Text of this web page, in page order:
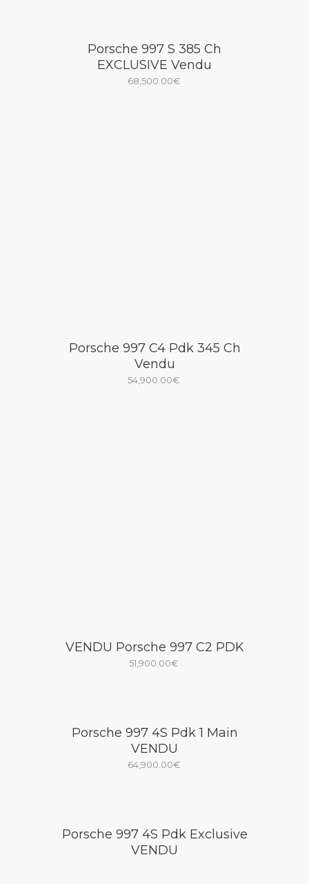
Porsche 997 S 385 Ch
EXCLUSIVE Vendu
68,500.00€
Porsche 997 C4 Pdk 345 Ch
Vendu
54,900.00€
VENDU Porsche 997 C2 PDK
51,900.00€
Porsche 997 4S Pdk 1 Main
VENDU
64,900.00€
Porsche 997 4S Pdk Exclusive
VENDU